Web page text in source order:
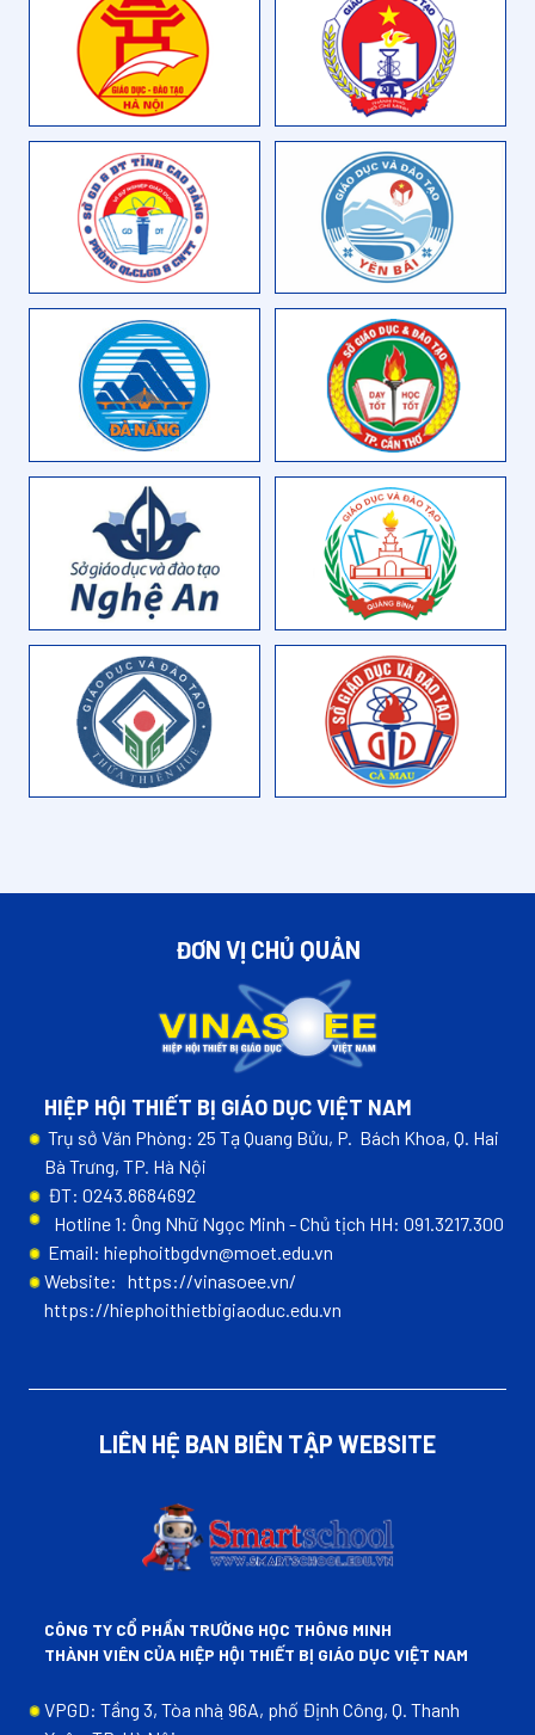
ĐƠN VỊ CHỦ QUẢN
HIỆP HỘI THIẾT BỊ GIÁO DỤC VIỆT NAM
Trụ sở Văn Phòng: 25 Tạ Quang Bửu, P. Bách Khoa, Q. Hai
Bà Trưng, TP. Hà Nội
ĐT: 0243.8684692
Hotline 1: Ông Nhữ Ngọc Minh - Chủ tịch HH: 091.3217.300
Email: hiephoitbgdvn@moet.edu.vn
Website: https://vinasoee.vn/
https://hiephoithietbigiaoduc.edu.vn
LIÊN HỆ BAN BIÊN TẬP WEBSITE
CÔNG TY CỔ PHẦN TRƯỜNG HỌC THÔNG MINH
THÀNH VIÊN CỦA HIỆP HỘI THIẾT BỊ GIÁO DỤC VIỆT NAM
VPGD: Tầng 3, Tòa nhà ̣96A, phố Định Công, Q. Thanh